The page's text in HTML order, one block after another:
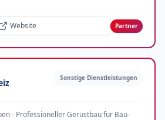
Website Partner
Sonstige Dienstleistungen
- Professioneller Gerüstbau für Bau-